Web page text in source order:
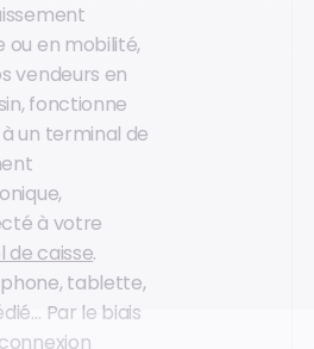
ou en mobilité,
vendeurs en
fonctionne
un terminal de
à votre
de caisse.
tablette,
Par le biais